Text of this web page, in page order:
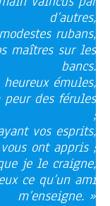
d’autres,
rubans,
maîtres sur les
bancs.
émules,
des férules
;
vos esprits,
ont appris ;
je le craigne,
ce qu’un ami
m’enseigne. »